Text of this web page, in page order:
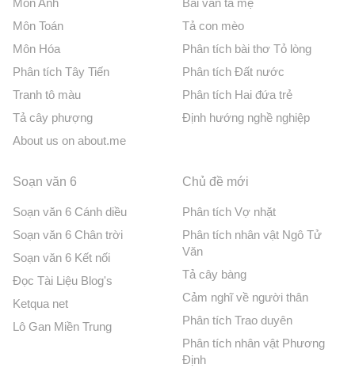
Môn Anh
Môn Toán
Môn Hóa
Phân tích Tây Tiến
Tranh tô màu
Tả cây phượng
About us on about.me
Bài văn tả mẹ
Tả con mèo
Phân tích bài thơ Tỏ lòng
Phân tích Đất nước
Phân tích Hai đứa trẻ
Định hướng nghề nghiệp
Soạn văn 6
Soạn văn 6 Cánh diều
Soạn văn 6 Chân trời
Soạn văn 6 Kết nối
Đọc Tài Liệu Blog's
Ketqua net
Lô Gan Miền Trung
Chủ đề mới
Phân tích Vợ nhặt
Phân tích nhân vật Ngô Tử
Văn
Tả cây bàng
Cảm nghĩ về người thân
Phân tích Trao duyên
Phân tích nhân vật Phương
Định